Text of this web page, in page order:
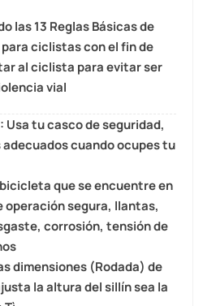
las 13 Reglas Básicas de
ciclistas con el fin de
al ciclista para evitar ser
vial
Usa tu casco de seguridad,
cuando ocupes tu
bicicleta que se encuentre en
operación segura, llantas,
corrosión, tensión de
dimensiones (Rodada) de
la altura del sillín sea la